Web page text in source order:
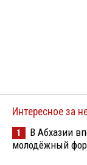
Интересное за
1
В Абхазии
молодёжный